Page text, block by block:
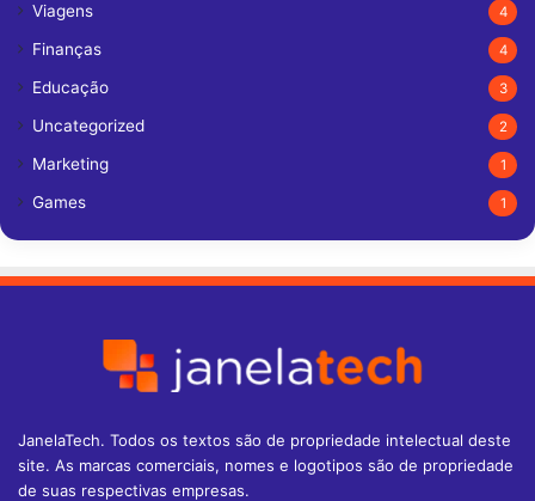
Viagens 4
Finanças 4
Educação 3
Uncategorized 2
Marketing 1
Games 1
JanelaTech. Todos os textos são de propriedade intelectual deste
site. As marcas comerciais, nomes e logotipos são de propriedade
de suas respectivas empresas.